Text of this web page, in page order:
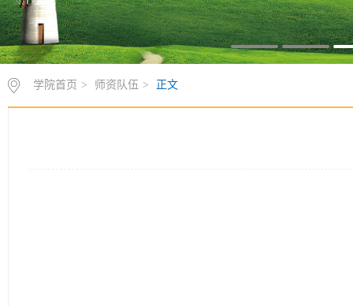
学院首页 > 师资队伍 > 正文